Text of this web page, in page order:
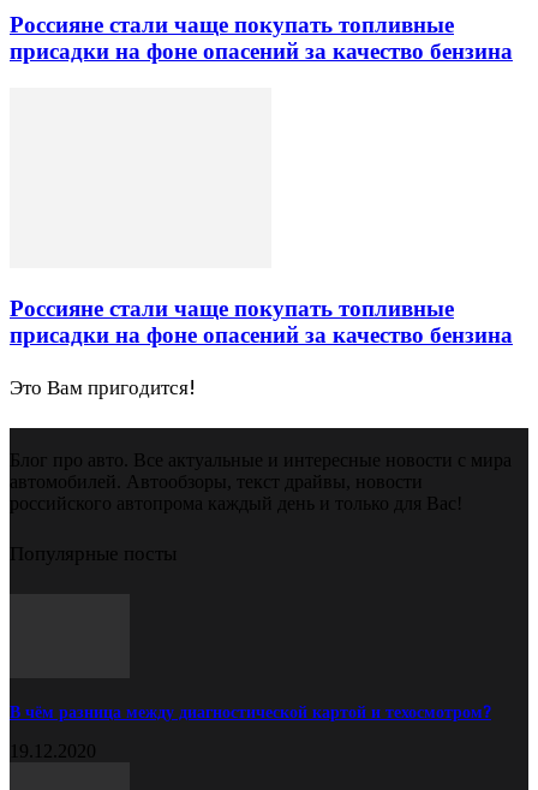
Россияне стали чаще покупать топливные
присадки на фоне опасений за качество бензина
Россияне стали чаще покупать топливные
присадки на фоне опасений за качество бензина
Это Вам пригодится!
Блог про авто. Все актуальные и интересные новости с мира
автомобилей. Автообзоры, текст драйвы, новости
российского автопрома каждый день и только для Вас!
Популярные посты
В чём разница между диагностической картой и техосмотром?
19.12.2020